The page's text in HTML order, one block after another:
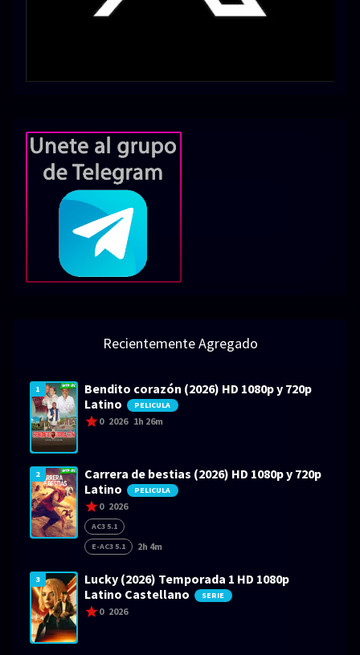
Recientemente Agregado
1
Bendito corazón (2026) HD 1080p y 720p
Latino
PELICULA
0 2026 1h 26m
2
Carrera de bestias (2026) HD 1080p y 720p
Latino
PELICULA
0 2026
AC3 5.1
E-AC3 5.1
2h 4m
3
Lucky (2026) Temporada 1 HD 1080p
Latino Castellano
SERIE
0 2026